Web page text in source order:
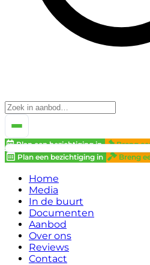
Plan een bezichtiging in Breng
Plan een bezichtiging in
Breng
Home
Media
In de buurt
Documenten
Aanbod
Over ons
Reviews
Contact